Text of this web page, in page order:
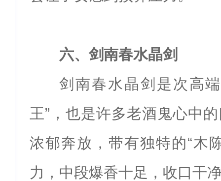
六、剑南春水晶剑
剑南春水晶剑是次高
王”，也是许多老酒鬼心中
浓郁奔放，带有独特的“木
力，中段爆香十足，收口干